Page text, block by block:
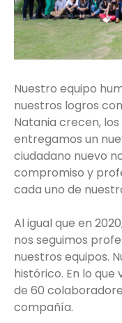
Nuestro equipo
nuestros logros
Natania crecen,
entregamos un
ciudadano nuevo
compromiso y
cada uno de
Al igual que en
nos seguimos
nuestros equipos.
histórico. En lo
de 60
compañía.